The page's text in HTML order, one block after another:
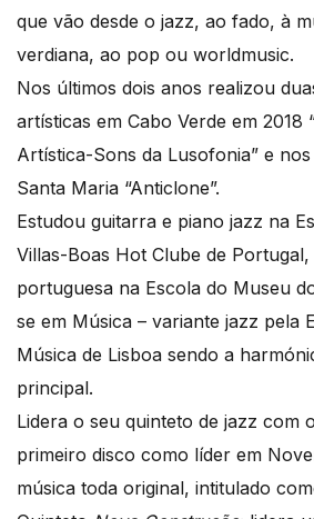
que vão desde o jazz, ao fado, à
verdiana, ao pop ou worldmusic.
Nos últimos dois anos realizou
artísticas em Cabo Verde em 2018
Artística-Sons da Lusofonia” e
Santa Maria “Anticlone”.
Estudou guitarra e piano jazz na
Villas-Boas Hot Clube de
portuguesa na Escola do Museu
se em Música – variante jazz pela
Música de Lisboa sendo a
principal.
Lidera o seu quinteto de jazz com
primeiro disco como líder em
música toda original, intitulado